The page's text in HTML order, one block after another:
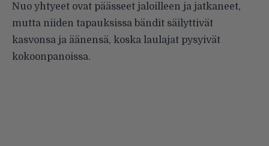
Nuo yhtyeet ovat päässeet jaloilleen ja jatkaneet,
mutta niiden tapauksissa bändit säilyttivät
kasvonsa ja äänensä, koska laulajat pysyivät
kokoonpanoissa.